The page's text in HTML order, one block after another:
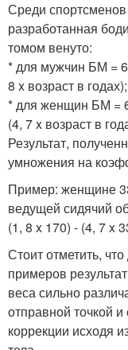
Среди
разработанная
томом венуто:
* для мужчин БМ =
8 x возраст в
* для женщин БМ =
(4, 7 x возраст в
Результат,
умножения на
Пример: женщине
ведущей сидячий
(1, 8 x 170) - (4, 7 x
Стоит отметить,
примеров
веса сильно
отправной точкой
коррекции исходя